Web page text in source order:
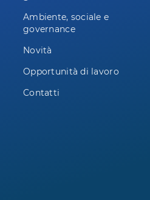
Ambiente, sociale e
governance
Novità
Opportunità di lavoro
Contatti